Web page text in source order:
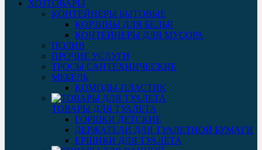
ХОЗТОВАРЫ
КОНТЕЙНЕРЫ БЫТОВЫЕ
КОРЗИНЫ ДЛЯ БЕЛЬЯ
КОНТЕЙНЕРЫ ДЛЯ МУСОРА
ПОЛИВ
ПРОЧИЕ УСЛУГИ
ТРОСЫ САНТЕХНИЧЕСКИЕ
МЕБЕЛЬ
КОМОДЫ-ПЛАСТИК
ТОВАРЫ ДЛЯ ТУАЛЕТА
ГОРШКИ ДЕТСКИЕ
ДЕРЖАТЕЛИ ДЛЯ ТУАЛЕТНОЙ БУМАГИ
ЕРШИКИ ДЛЯ ТУАЛЕТА